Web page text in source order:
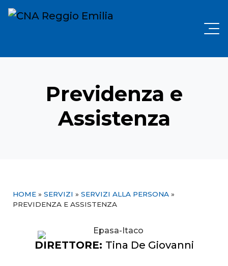
Previdenza e
Assistenza
HOME » SERVIZI » SERVIZI ALLA PERSONA »
PREVIDENZA E ASSISTENZA
DIRETTORE: Tina De Giovanni